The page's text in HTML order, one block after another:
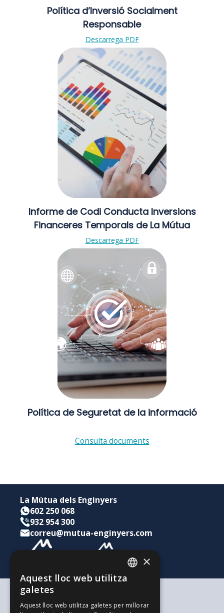
Política d’Inversió Socialment
Responsable
Descarrega PDF
Informe de Codi Conducta Inversions
Financeres Temporals de La Mútua
Descarrega PDF
Política de Seguretat de la informació
Consulta documents
La Mútua dels Enginyers
602 250 068
932 954 300
correu@mutua-enginyers.com
Segons les teves necessitats
×
Aquest lloc web utilitza
galetes
Aquest lloc web utilitza galetes per millorar